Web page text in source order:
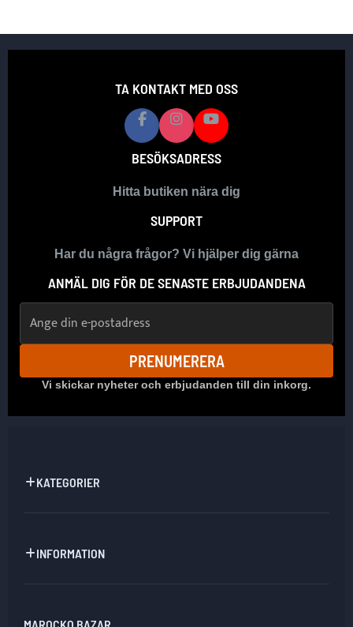
TA KONTAKT MED OSS
BESÖKSADRESS
Hitta butiken nära dig
SUPPORT
Har du några frågor? Vi hjälper dig gärna
ANMÄL DIG FÖR DE SENASTE ERBJUDANDENA
PRENUMERERA
Vi skickar nyheter och erbjudanden till din inkorg.
KATEGORIER
INFORMATION